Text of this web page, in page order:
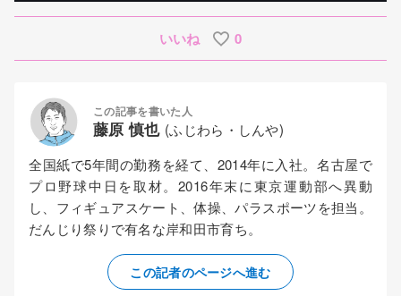
いいね 0
この記事を書いた人
藤原 慎也 (ふじわら・しんや)
全国紙で5年間の勤務を経て、2014年に入社。名古屋で
プロ野球中日を取材。2016年末に東京運動部へ異動
し、フィギュアスケート、体操、パラスポーツを担当。
だんじり祭りで有名な岸和田市育ち。
この記者のページへ進む